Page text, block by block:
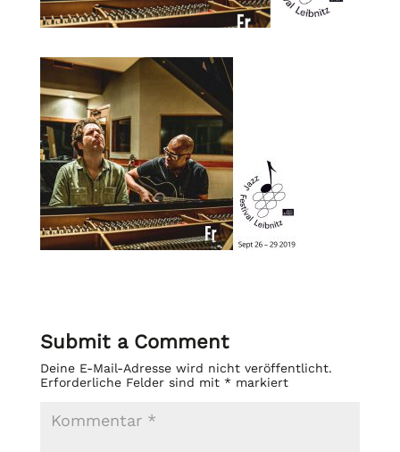
Submit a Comment
Deine E-Mail-Adresse wird nicht veröffentlicht.
Erforderliche Felder sind mit *markiert